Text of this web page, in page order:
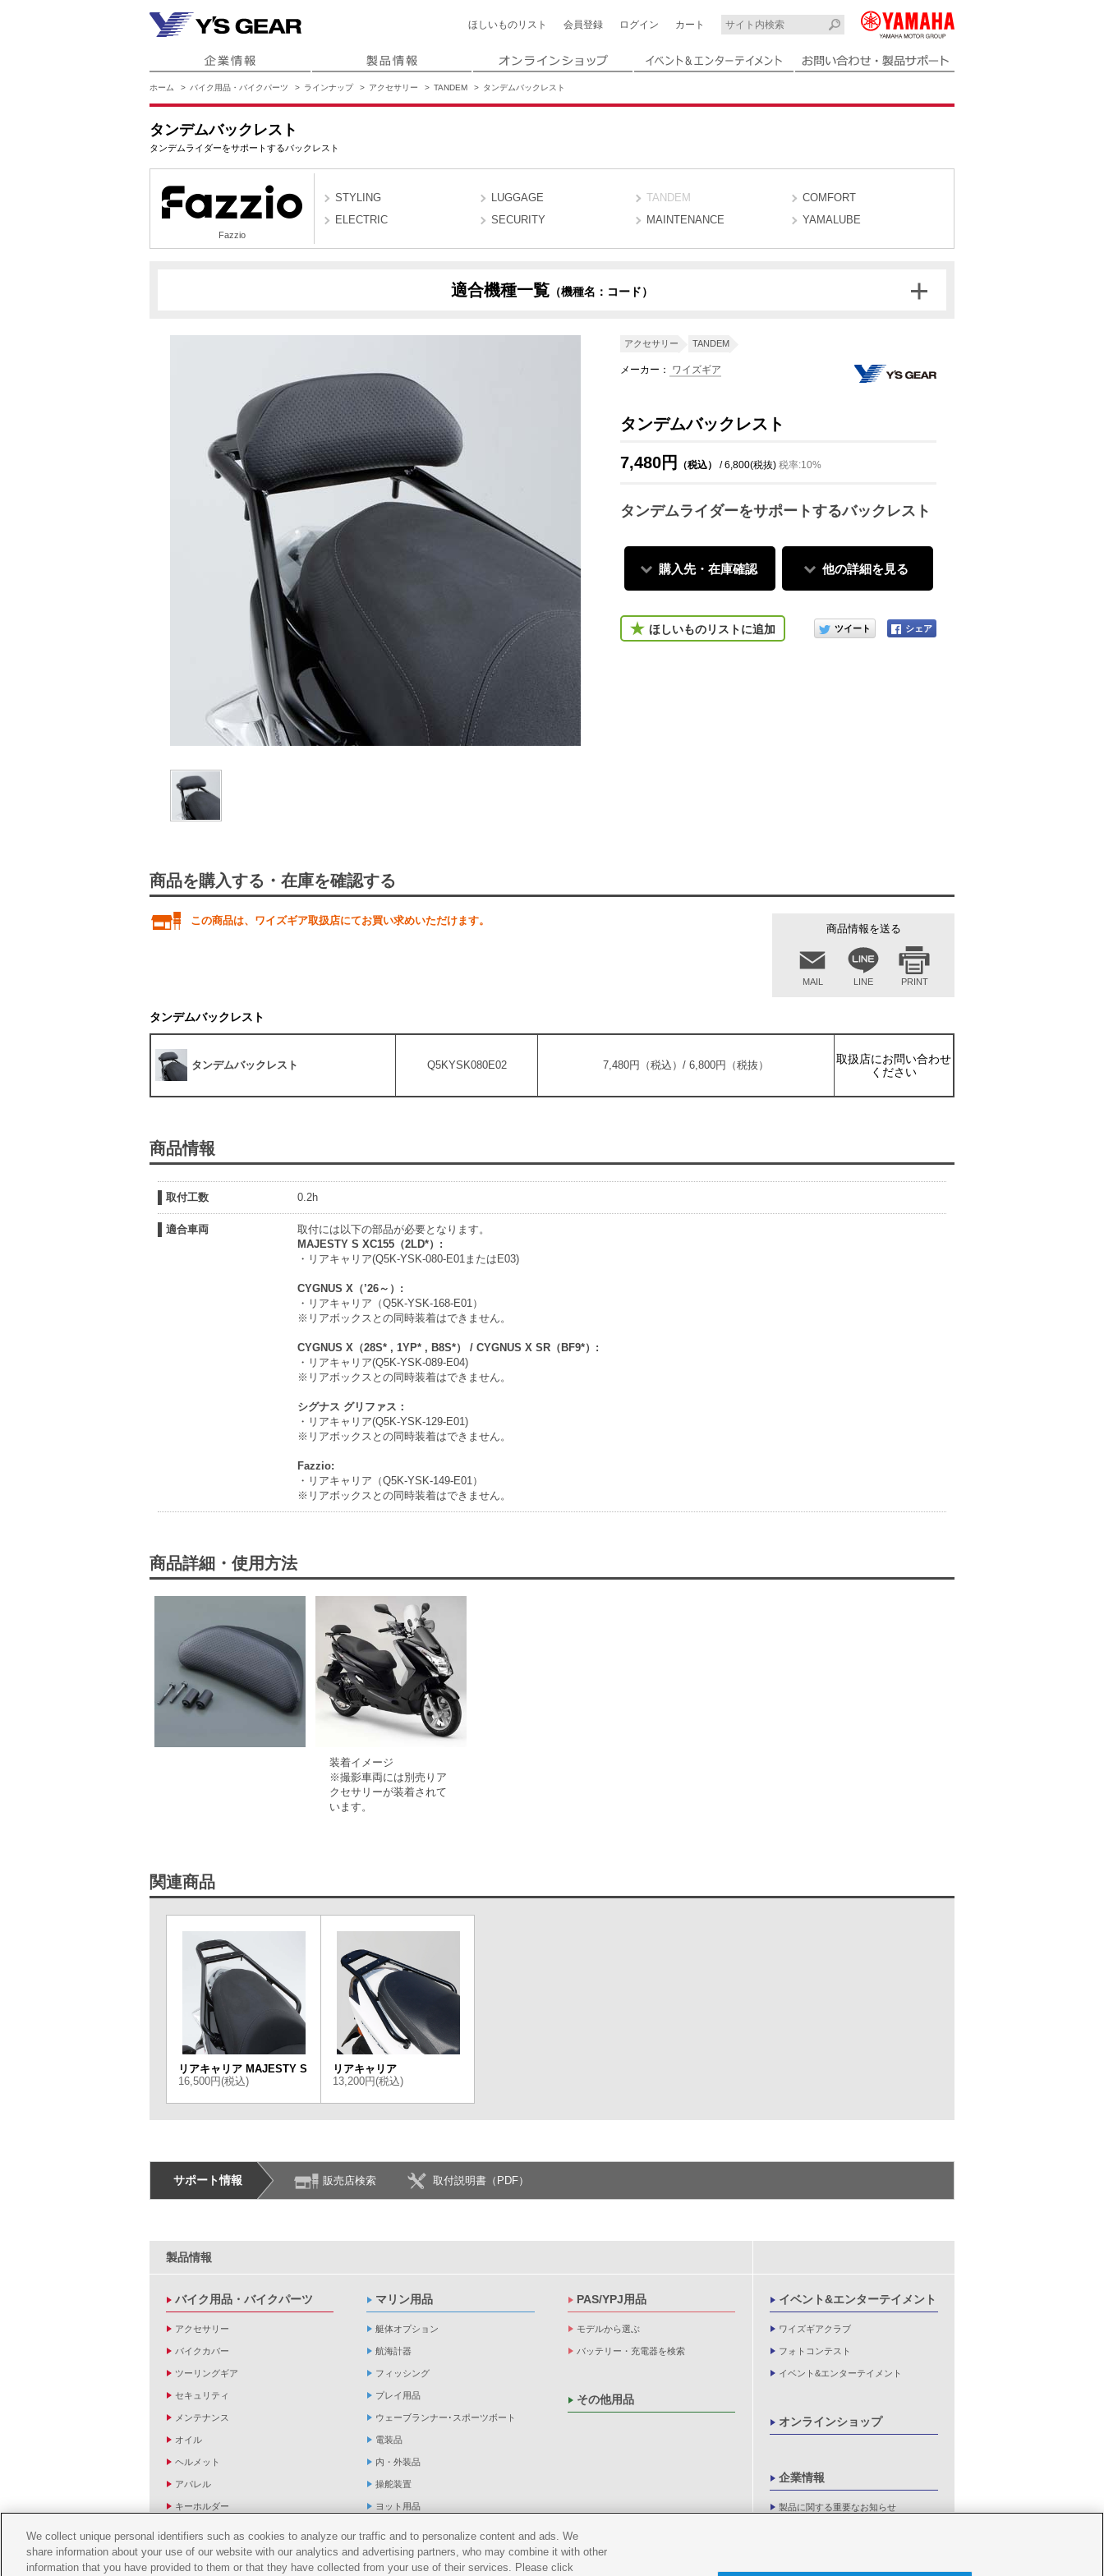
ほしいもの リスト 会員登録 ログイン カート
ホーム バイク用品・バイクパーツ ラインナップ アクセサリー TANDEM タンデムバックレスト
タンデムバックレスト
タンデムライダーをサポートするバックレスト
Fazzio
STYLING LUGGAGE TANDEM
COMFORT
ELECTRIC
SECURITY MAINTENANCE YAMALUBE
適合機種一覧 （機種名：コード）
アクセサリー TANDEM
メーカー： ワイズギア
タンデムバックレスト
7,480円 （税込） / 6,800(税抜) 税率:10%
タンデムライダーをサポートするバックレスト
購入先・在庫確認 他の詳細を見る
ほしいものリストに追加
このアイテムをシェアする
商品を購入する・在庫を確認する
商品情報を送る
MAIL LINE PRINT
この商品は、ワイズギア取扱店にてお買い求めいただけます。
タンデムバックレスト
タンデムバックレスト Q5KYSK080E02 7,480円（税込）/ 6,800円（税抜）
取扱店にお問い合わせ
ください
商品情報
取付工数 0.2h
適合車両
取付には以下の部品が必要となります。
MAJESTY S XC155（2LD*）:
・リアキャリア(Q5K-YSK-080-E01またはE03)
CYGNUS X（’26～）:
・リアキャリア（Q5K-YSK-168-E01）
※リアボックスとの同時装着はできません。
CYGNUS X（28S* , 1YP* , B8S*） / CYGNUS X SR（BF9*）:
・リアキャリア(Q5K-YSK-089-E04)
※リアボックスとの同時装着はできません。
シグナス グリファス：
・リアキャリア(Q5K-YSK-129-E01)
※リアボックスとの同時装着はできません。
Fazzio:
・リアキャリア（Q5K-YSK-149-E01）
※リアボックスとの同時装着はできません。
商品詳細・使用方法
装着イメージ
※撮影車両には別売りア
クセサリーが装着されて
います。
関連商品
リアキャリア MAJESTY S
16,500円(税込)
リアキャリア
13,200円(税込)
サポート情報 販売店検索 取付説明書（PDF）
製品情報
バイク用品・バイクパーツ
アクセサリー
バイクカバー
ツーリングギア
セキュリティ
メンテナンス
オイル
ヘルメット
アパレル
キーホルダー
バイク雑貨
YZF R1/R6レーシングキットパーツ
マリン用品
艇体オプション
航海計器
フィッシング
プレイ用品
ウェーブランナー･スポーツボート
電装品
内・外装品
操舵装置
ヨット用品
救命品・検査品
メンテナンス
PAS/YPJ用品
モデルから選ぶ
バッテリー・充電器を検索
その他用品
イベント&エンターテイメント
ワイズギアクラブ
フォトコンテスト
イベント&エンターテイメント
オンラインショップ
企業情報
製品に関する重要なお知らせ
We collect unique personal identifiers such as cookies to analyze our traffic and to personalize content and ads. We
share information about your use of our website with our analytics and advertising partners, who may combine it with other
information that you have provided to them or that they have collected from your use of their services. Please click